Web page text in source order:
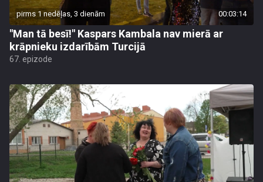
pirms 1 nedēļas, 3 dienām 00:03:14
"Man tā besī!" Kaspars Kambala nav mierā ar
krāpnieku izdarībām Turcijā
67. epizode